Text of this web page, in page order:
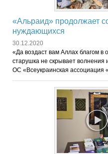
«Альраид» продолжает
нуждающихся
30.12.2020
«Да воздаст вам Аллах благом
старушка не скрывает волнения
ОС «Всеукраинская ассоциация